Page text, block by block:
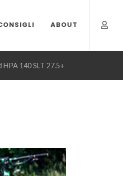
ABOUT
140 SLT 27.5+